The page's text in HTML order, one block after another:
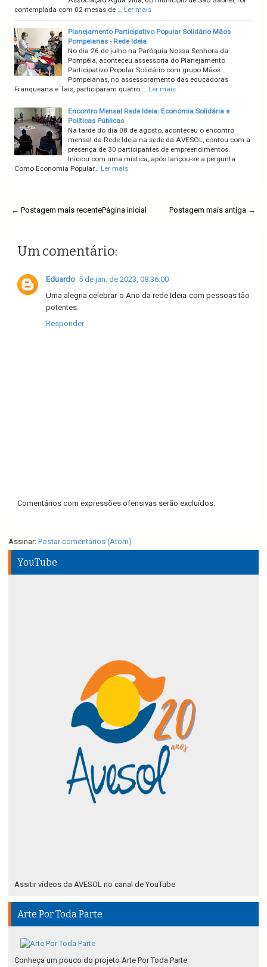
contemplada com 02 mesas de …
Ler mais
Planejamento Participativo Popular Solidário Mãos
Pompeianas - Rede Ideia
No dia 26 de julho na Paróquia Nossa Senhora da
Pompéia, aconteceu assessoria do Planejamento
Participativo Popular Solidário com grupo Mãos
Pompeianas, no assessoramento das educadoras
Franqueana e Tais, participaram quatro …
Ler mais
Encontro Mensal Rede Ideia: Economia Solidária e
Políticas Públicas
Na tarde do dia 08 de agosto, aconteceu o encontro
mensal da Rede Ideia na sede da AVESOL, contou com a
presença de 30 participantes de empreendimentos.
Iniciou com uma mística, após lançou-se a pergunta
Como Economia Popular…
Ler mais
← Postagem mais recente Postagem mais antiga →
Página inicial
Um comentário:
Eduardo 5 de jan. de 2023, 08:36:00
Uma alegria celebrar o Ano da rede Ideia com pessoas tão
potentes.
Responder
Comentários com expressões ofensivas serão excluídos.
Assinar: Postar comentários (Atom)
YouTube
Assitir vídeos da AVESOL no canal de YouTube
Arte Por Toda Parte
Conheça um pouco do projeto Arte Por Toda Parte